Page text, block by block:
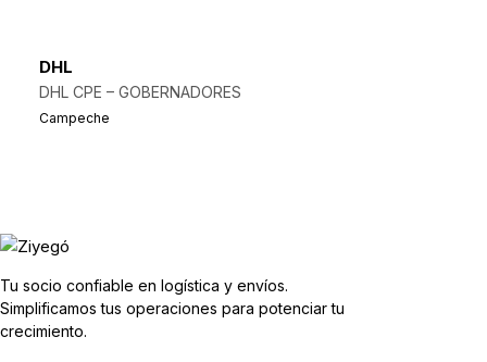
DHL
DHL CPE – GOBERNADORES
Campeche
Tu socio confiable en logística y envíos.
Simplificamos tus operaciones para potenciar tu
crecimiento.